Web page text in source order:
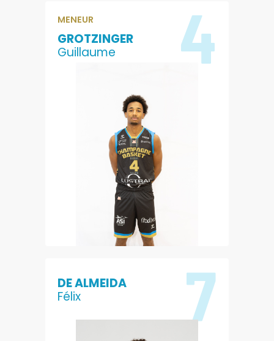
MENEUR
GROTZINGER
Guillaume
4
8.3
POINTS REBONDS
3.3
PASSES
7.8
EVALUATION
DE ALMEIDA
Félix
7